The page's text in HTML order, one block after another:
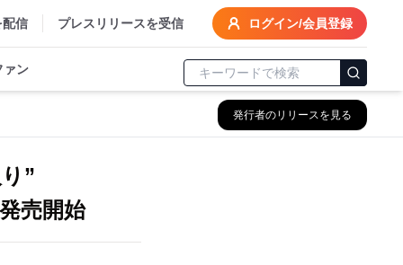
配信 プレスリリースを受信 ログイン/会員登録
ァン
発行者のリリースを見る
”
売開始